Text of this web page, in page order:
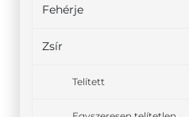
Fehérje
Zsír
Telített